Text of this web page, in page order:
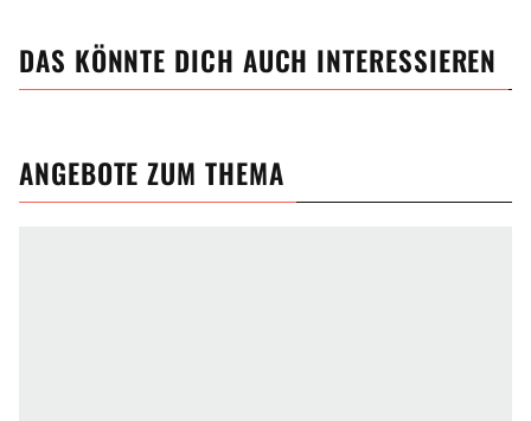
DAS KÖNNTE DICH AUCH INTERESSIEREN
ANGEBOTE ZUM THEMA